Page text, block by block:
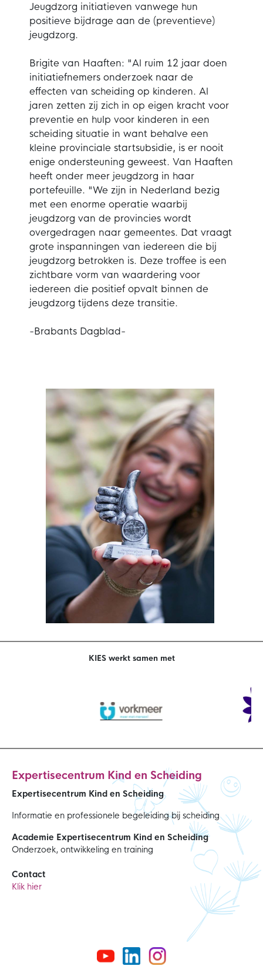
Jeugdzorg initiatieven vanwege hun
positieve bijdrage aan de (preventieve)
jeugdzorg.
Brigite van Haaften: "Al ruim 12 jaar doen
initiatiefnemers onderzoek naar de
effecten van scheiding op kinderen. Al
jaren zetten zij zich in op eigen kracht voor
preventie en hulp voor kinderen in een
scheiding situatie in want behalve een
kleine provinciale startsubsidie, is er nooit
enige ondersteuning geweest. Van Haaften
heeft onder meer jeugdzorg in haar
portefeuille. "We zijn in Nederland bezig
met een enorme operatie waarbij
jeugdzorg van de provincies wordt
overgedragen naar gemeentes. Dat vraagt
grote inspanningen van iedereen die bij
jeugdzorg betrokken is. Deze troffee is een
zichtbare vorm van waardering voor
iedereen die positief opvalt binnen de
jeugdzorg tijdens deze transitie.
-Brabants Dagblad-
KIES werkt samen met
Expertisecentrum Kind en Scheiding
Expertisecentrum Kind en Scheiding
Informatie en professionele begeleiding bij scheiding
Academie Expertisecentrum Kind en Scheiding
Onderzoek, ontwikkeling en training
Contact
Klik hier